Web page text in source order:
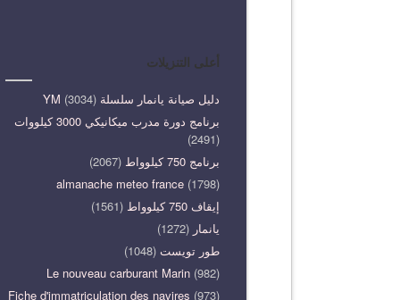
أعلى التنزيلات
دليل صيانة يانمار سلسلة YM (3034)
برنامج دورة مدرب ميكانيكي 3000 كيلووات
(2491)
برنامج 750 كيلوواط
(2067)
almanache meteo france (1798)
إيقاف 750 كيلوواط
(1561)
يانمار (1272)
طور تويست (1048)
Le nouveau carburant Marin (982)
Fiche d'immatriculation des navires (973)